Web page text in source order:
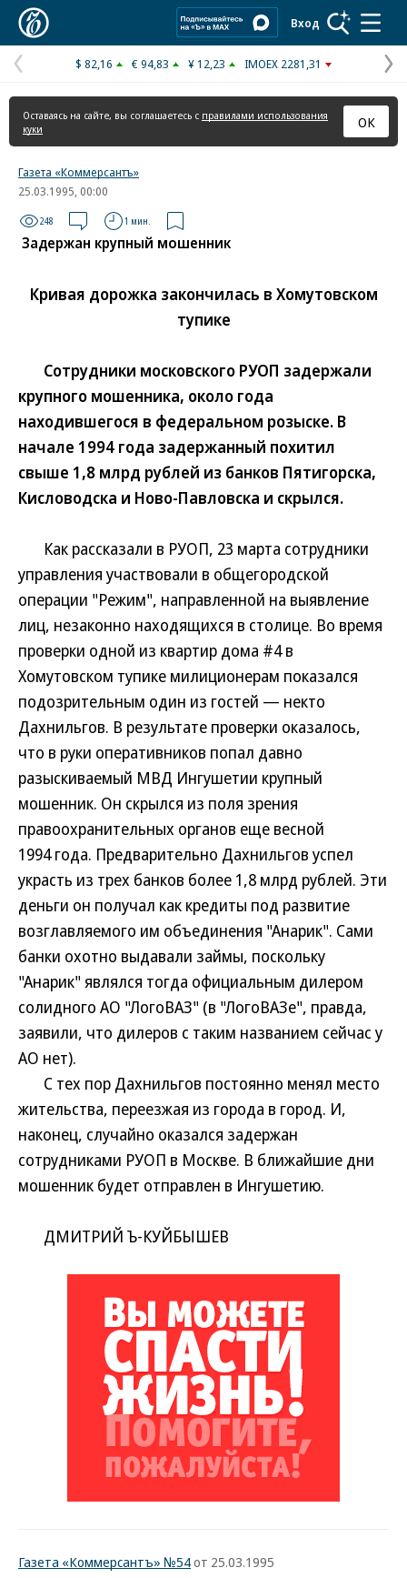
Вход
Предыдущая
страница
$ 82,16 € 94,83 ¥ 12,23 IMOEX 2281,31
Оставаясь на сайте, вы соглашаетесь с правилами использования
куки
ОК
Газета «Коммерсантъ»
25.03.1995, 00:00
248 1 мин.
Задержан крупный мошенник
Кривая дорожка закончилась в Хомутовском
тупике
Сотрудники московского РУОП задержали
крупного мошенника, около года
находившегося в федеральном розыске. В
начале 1994 года задержанный похитил
свыше 1,8 млрд рублей из банков Пятигорска,
Кисловодска и Ново-Павловска и скрылся.
Как рассказали в РУОП, 23 марта сотрудники
управления участвовали в общегородской
операции "Режим", направленной на выявление
лиц, незаконно находящихся в столице. Во время
проверки одной из квартир дома #4 в
Хомутовском тупике милиционерам показался
подозрительным один из гостей — некто
Дахнильгов. В результате проверки оказалось,
что в руки оперативников попал давно
разыскиваемый МВД Ингушетии крупный
мошенник. Он скрылся из поля зрения
правоохранительных органов еще весной
1994 года. Предварительно Дахнильгов успел
украсть из трех банков более 1,8 млрд рублей. Эти
деньги он получал как кредиты под развитие
возглавляемого им объединения "Анарик". Сами
банки охотно выдавали займы, поскольку
"Анарик" являлся тогда официальным дилером
солидного АО "ЛогоВАЗ" (в "ЛогоВАЗе", правда,
заявили, что дилеров с таким названием сейчас у
АО нет).
С тех пор Дахнильгов постоянно менял место
жительства, переезжая из города в город. И,
наконец, случайно оказался задержан
сотрудниками РУОП в Москве. В ближайшие дни
мошенник будет отправлен в Ингушетию.
ДМИТРИЙ Ъ-КУЙБЫШЕВ
Газета «Коммерсантъ» №54от 25.03.1995